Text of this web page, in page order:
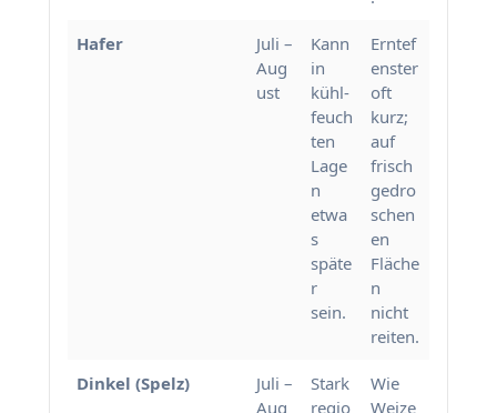
Hafer
Juli –
Aug
ust
Kann
in
kühl-
feuch
ten
Lage
n
etwa
s
späte
r
sein.
Erntef
enster
oft
kurz;
auf
frisch
gedro
schen
en
Fläche
n
nicht
reiten.
Dinkel (Spelz)
Juli –
Aug
Stark
regio
Wie
Weize